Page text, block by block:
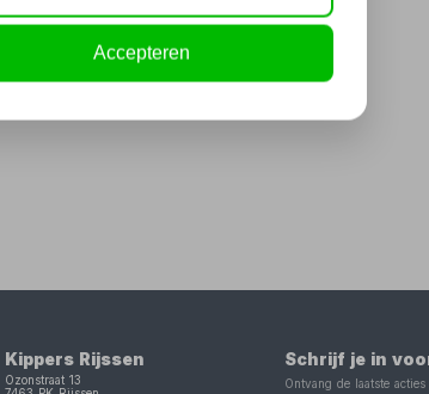
Kippers Rijssen
Ozonstraat 13
Schrijf je in
Ontvang de laatste
Accepteren